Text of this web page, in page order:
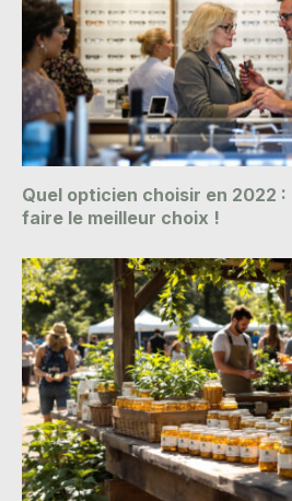
Quel opticien choisir en 2022
faire le meilleur choix !